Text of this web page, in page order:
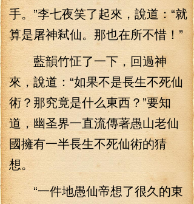
手。”李七夜笑了起來，說道：“就
算是屠神弒仙。那也在所不惜！”
藍韻竹怔了一下，回過神
來，說道：“如果不是長生不死仙
術？那究竟是什么東西？”要知
道，幽圣界一直流傳著愚山老仙
國擁有一半長生不死仙術的猜
想。
“一件地愚仙帝想了很久的東